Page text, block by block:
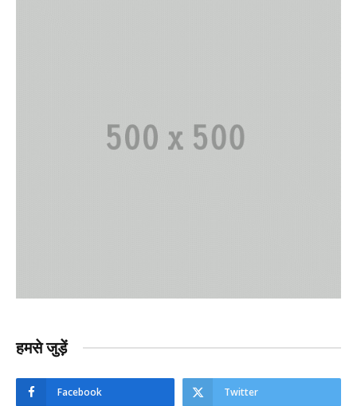
हमसे जुड़ें
Facebook Twitter